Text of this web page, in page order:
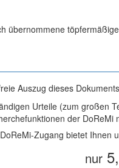
übernommene
Auszug dieses
Urteile (zum großen
der DoReMi
Zugang bietet Ihnen
nur